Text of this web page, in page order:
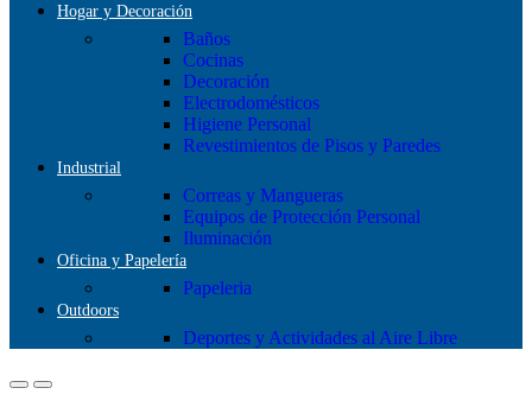
Hogar y Decoración
Baños
Cocinas
Decoración
Electrodomésticos
Higiene Personal
Revestimientos de Pisos y Paredes
Industrial
Correas y Mangueras
Equipos de Protección Personal
Iluminación
Oficina y Papelería
Papeleria
Outdoors
Deportes y Actividades al Aire Libre